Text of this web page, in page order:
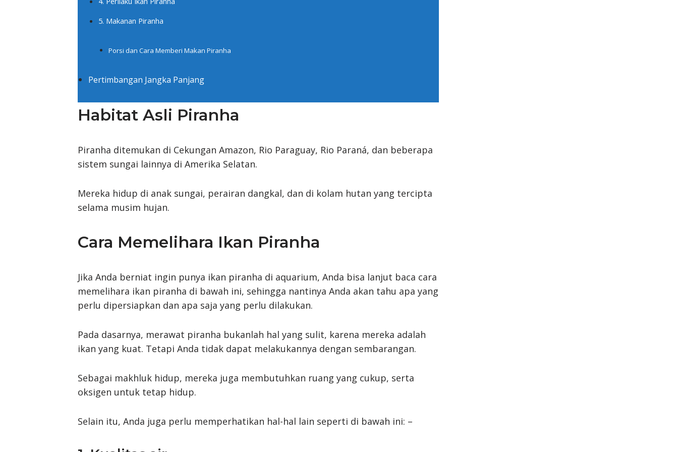
5. Makanan Piranha
Porsi dan Cara Memberi Makan Piranha
Pertimbangan Jangka Panjang
Habitat Asli Piranha
Piranha ditemukan di Cekungan Amazon, Rio Paraguay, Rio Paraná, dan beberapa
sistem sungai lainnya di Amerika Selatan.
Mereka hidup di anak sungai, perairan dangkal, dan di kolam hutan yang tercipta
selama musim hujan.
Cara Memelihara Ikan Piranha
Jika Anda berniat ingin punya ikan piranha di aquarium, Anda bisa lanjut baca cara
memelihara ikan piranha di bawah ini, sehingga nantinya Anda akan tahu apa yang
perlu dipersiapkan dan apa saja yang perlu dilakukan.
Pada dasarnya, merawat piranha bukanlah hal yang sulit, karena mereka adalah
ikan yang kuat. Tetapi Anda tidak dapat melakukannya dengan sembarangan.
Sebagai makhluk hidup, mereka juga membutuhkan ruang yang cukup, serta
oksigen untuk tetap hidup.
Selain itu, Anda juga perlu memperhatikan hal-hal lain seperti di bawah ini: –